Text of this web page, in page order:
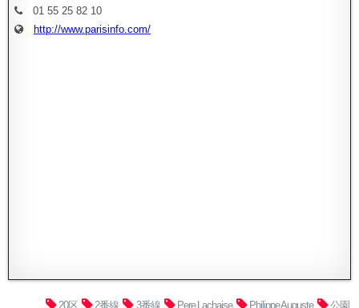
01 55 25 82 10
http://www.parisinfo.com/
20区 2番線 3番線 Pere Lachaise Philippe Auguste 公園